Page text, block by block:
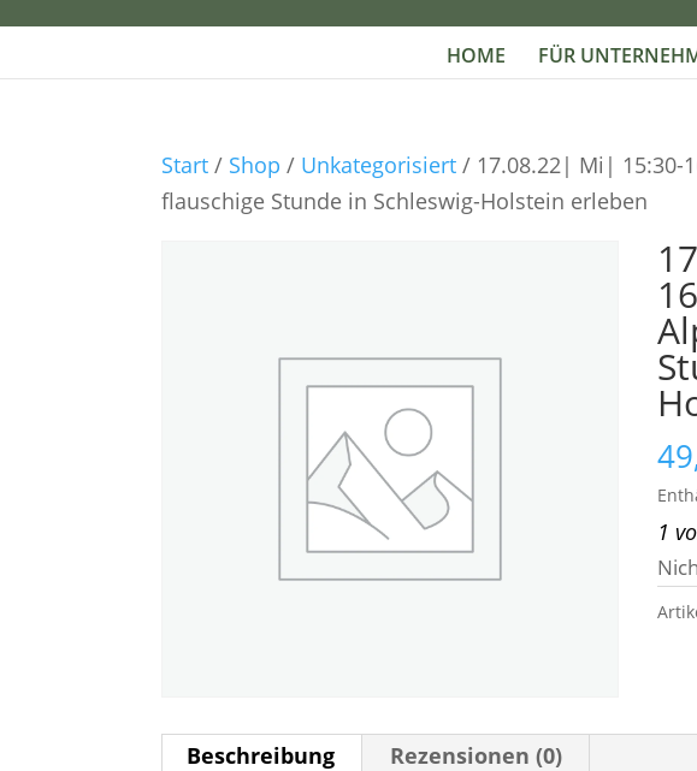
HOME FÜR
Start / Shop / Unkategorisiert / 17.08.22| Mi| 15:30-
flauschige Stunde in Schleswig-Holstein erleben
1
Beschreibung Rezensionen (0)